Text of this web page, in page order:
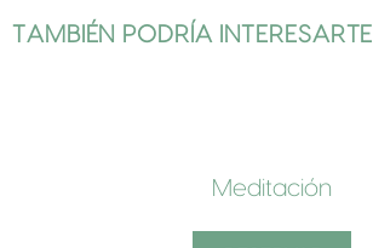
TAMBIÉN PODRÍA
Meditación